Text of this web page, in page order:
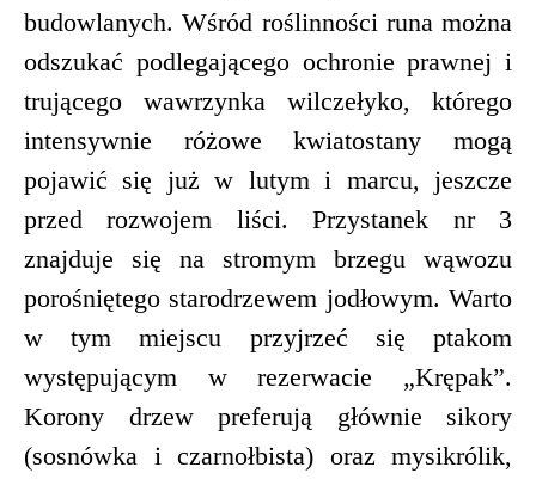
budowlanych. Wśród roślinności runa można
odszukać podlegającego ochronie prawnej i
trującego wawrzynka wilczełyko, którego
intensywnie różowe kwiatostany mogą
pojawić się już w lutym i marcu, jeszcze
przed rozwojem liści. Przystanek nr 3
znajduje się na stromym brzegu wąwozu
porośniętego starodrzewem jodłowym. Warto
w tym miejscu przyjrzeć się ptakom
występującym w rezerwacie „Krępak”.
Korony drzew preferują głównie sikory
(sosnówka i czarnołbista) oraz mysikrólik,